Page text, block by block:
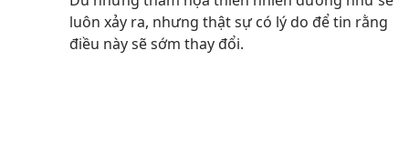
luôn xảy ra, nhưng thật sự có lý do để tin rằng
điều này sẽ sớm thay đổi.